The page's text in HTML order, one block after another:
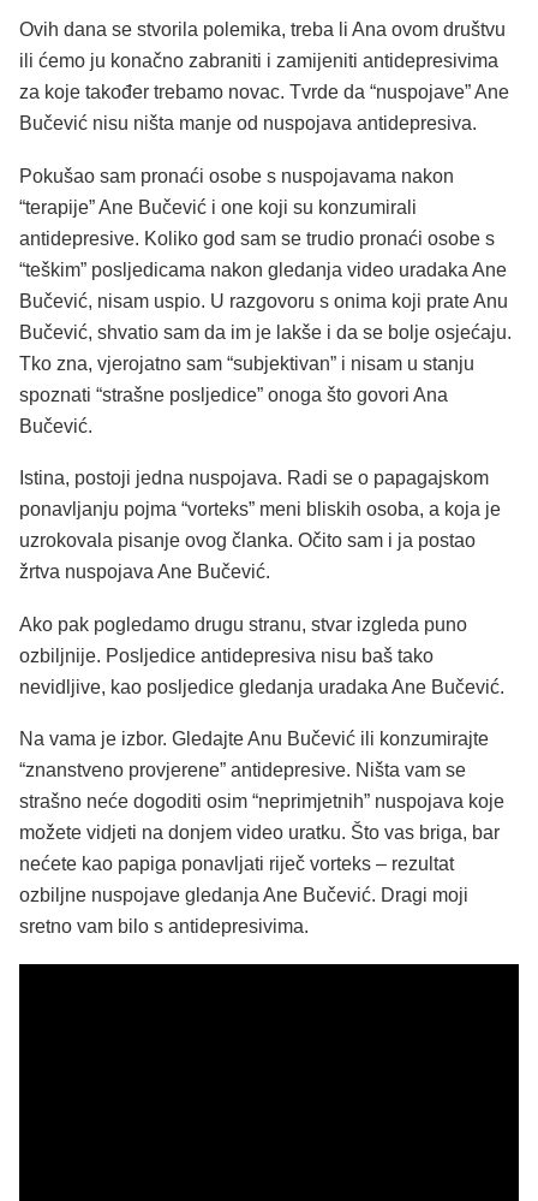
Ovih dana se stvorila polemika, treba li Ana ovom društvu
ili ćemo ju konačno zabraniti i zamijeniti antidepresivima
za koje također trebamo novac. Tvrde da “nuspojave” Ane
Bučević nisu ništa manje od nuspojava antidepresiva.
Pokušao sam pronaći osobe s nuspojavama nakon
“terapije” Ane Bučević i one koji su konzumirali
antidepresive. Koliko god sam se trudio pronaći osobe s
“teškim” posljedicama nakon gledanja video uradaka Ane
Bučević, nisam uspio. U razgovoru s onima koji prate Anu
Bučević, shvatio sam da im je lakše i da se bolje osjećaju.
Tko zna, vjerojatno sam “subjektivan” i nisam u stanju
spoznati “strašne posljedice” onoga što govori Ana
Bučević.
Istina, postoji jedna nuspojava. Radi se o papagajskom
ponavljanju pojma “vorteks” meni bliskih osoba, a koja je
uzrokovala pisanje ovog članka. Očito sam i ja postao
žrtva nuspojava Ane Bučević.
Ako pak pogledamo drugu stranu, stvar izgleda puno
ozbiljnije. Posljedice antidepresiva nisu baš tako
nevidljive, kao posljedice gledanja uradaka Ane Bučević.
Na vama je izbor. Gledajte Anu Bučević ili konzumirajte
“znanstveno provjerene” antidepresive. Ništa vam se
strašno neće dogoditi osim “neprimjetnih” nuspojava koje
možete vidjeti na donjem video uratku. Što vas briga, bar
nećete kao papiga ponavljati riječ vorteks – rezultat
ozbiljne nuspojave gledanja Ane Bučević. Dragi moji
sretno vam bilo s antidepresivima.